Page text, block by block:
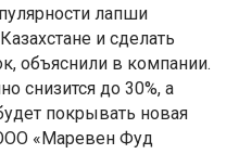
лапши
и сделать
объяснили в компании.
снизится до 30%, а
покрывать новая
«Маревен Фуд